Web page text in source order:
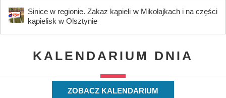
Sinice w regionie. Zakaz kąpieli w Mikołajkach i na części
kąpielisk w Olsztynie
KALENDARIUM DNIA
ZOBACZ KALENDARIUM